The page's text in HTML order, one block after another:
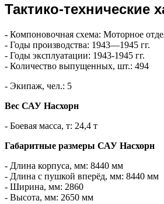
Тактико-технические
- Компоновочная схема: Моторное
- Годы производства: 1943—1945 гг.
- Годы эксплуатации: 1943-1945 гг.
- Количество выпущенных, шт.: 494
- Экипаж, чел.: 5
Вес САУ Насхорн
- Боевая масса, т: 24,4 т
Габаритные размеры САУ Насхорн
- Длина корпуса, мм: 8440 мм
- Длина с пушкой вперёд, мм: 8440 мм
- Ширина, мм: 2860
- Высота, мм: 2650 мм